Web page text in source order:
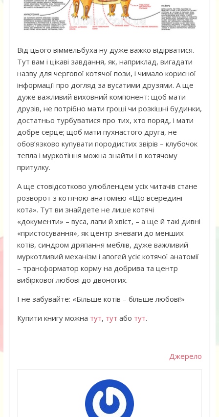
Від цього віммельбуха ну дуже важко відірватися.
Тут вам і цікаві завдання, як, наприклад, вигадати
назву для чергової котячої пози, і чимало корисної
інформації про догляд за вусатими друзями. А ще
дуже важливий виховний компонент: щоб мати
друзів, не потрібно мати гроші чи розкішні будинки,
достатньо турбуватися про тих, хто поряд, і мати
добре серце; щоб мати пухнастого друга, не
обов’язково купувати породистих звірів – клубочок
тепла і муркотіння можна знайти і в котячому
притулку.
А ще стовідсотково улюбленцем усіх читачів стане
розворот з котячою анатомією «Що всередині
кота». Тут ви знайдете не лише котячі
«документи» – вуса, лапи й хвіст, – а ще й такі дивні
«пристосування», як центр зневаги до менших
котів, синдром дряпання меблів, дуже важливий
муркотливий механізм і апогей усіє котячої анатомії
– трансформатор корму на добрива та центр
вибіркової любові до двоногих.
І не забувайте: «Більше котів – більше любові!»
Купити книгу можна тут, тут або тут.
Джерело